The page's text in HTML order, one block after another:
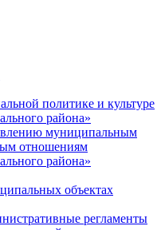
политике и культуре
района»
муниципальным
отношениям
района»
объектах
регламенты